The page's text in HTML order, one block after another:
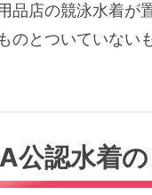
品店の競泳水着が
のとついていない
公認水着